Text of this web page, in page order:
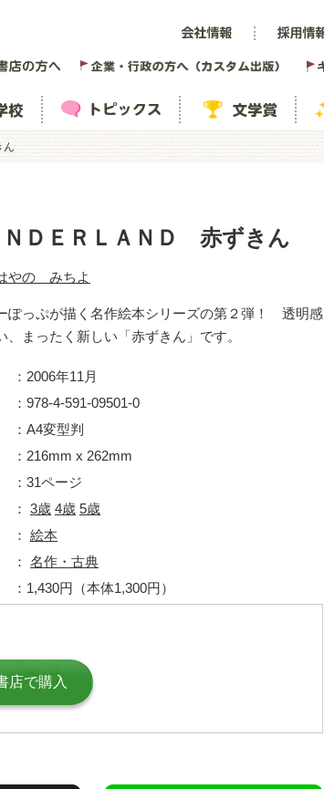
ん
ＤＥＲＬＡＮＤ 赤ずきん
やの みちよ
ぽっぷが描く名作絵本シリーズの第２弾！ 透明感
まったく新しい「赤ずきん」です。
2006年11月
978-4-591-09501-0
A4変型判
216mm x 262mm
31ページ
3歳 4歳 5歳
絵本
名作・古典
1,430円（本体1,300円）
店で購入